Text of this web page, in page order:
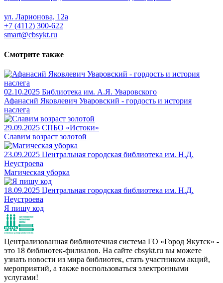
ул. Ларионова, 12а
+7 (4112) 300-622
smart@cbsykt.ru
Смотрите также
02.10.2025 Библиотека им. А.Я. Уваровского
Афанасий Яковлевич Уваровский - гордость и история
наслега
29.09.2025 СПБО «Истоки»
Славим возраст золотой
23.09.2025 Центральная городская библиотека им. Н.Д.
Неустроева
Магическая уборка
18.09.2025 Центральная городская библиотека им. Н.Д.
Неустроева
Я пишу код
Централизованная библиотечная система ГО «Город Якутск» -
это 18 библиотек-филиалов. На сайте cbsykt.ru вы можете
узнать новости из мира библиотек, стать участником акций,
мероприятий, а также воспользоваться электронными
услугами!